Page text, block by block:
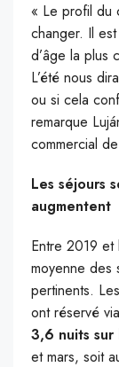
« Le profil du
changer. Il
d’âge la plus
L’été nous
ou si cela
remarque
commercial
Les séjours
augmentent
Entre 2019
moyenne des
pertinents.
ont réservé
3,6 nuits
et mars, soit